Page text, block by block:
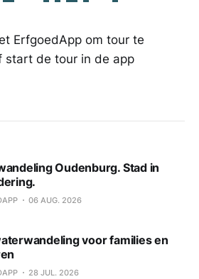
ErfgoedApp om tour te
start de tour in de app
Oudenburg. Stad in
06 AUG. 2026
voor families en
28 JUL. 2026